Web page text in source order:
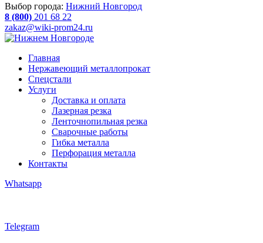
Выбор города: Нижний Новгород
8 (800) 201 68 22
zakaz@wiki-prom24.ru
Главная
Нержавеющий металлопрокат
Спецстали
Услуги
Доставка и оплата
Лазерная резка
Ленточнопильная резка
Сварочные работы
Гибка металла
Перфорация металла
Контакты
Whatsapp
Telegram